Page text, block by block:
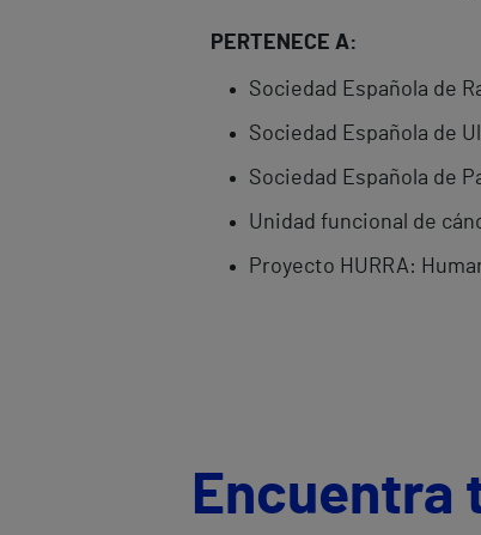
PERTENECE A:
Sociedad Española de
Sociedad Española de
Sociedad Española de
Unidad funcional de
Proyecto HURRA:
Encuentra